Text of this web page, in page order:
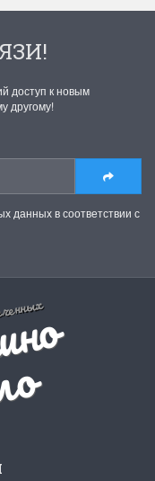
доступ к новым
другому!
данных в соответствии с